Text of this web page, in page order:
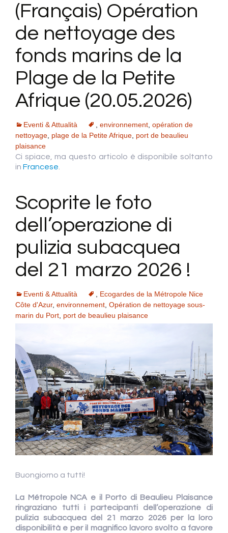
(Français) Opération
de nettoyage des
fonds marins de la
Plage de la Petite
Afrique (20.05.2026)
Eventi & Attualità environnement opération de
nettoyage plage de la Petite Afrique port de beaulieu
plaisance
Ci spiace, ma questo articolo è disponibile soltanto
in Francese
Scoprite le foto
dell’operazione di
pulizia subacquea
del 21 marzo 2026 !
Eventi & Attualità
Ecogardes de la Métropole Nice
Côte d'Azur, environnement Opération de nettoyage sous-
marin du Port port de beaulieu plaisance
Buongiorno a tutti!
La Métropole NCA e il Porto di Beaulieu Plaisance
ringraziano tutti i partecipanti dell’operazione di
pulizia subacquea del 21 marzo 2026 per la loro
disponibilità e per il magnifico lavoro svolto a favore